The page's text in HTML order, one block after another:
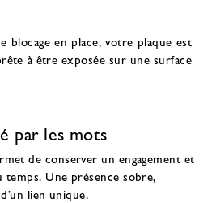
blocage en place, votre plaque est
à être exposée sur une surface
par les mots
de conserver un engagement et
temps. Une présence sobre,
lien unique.